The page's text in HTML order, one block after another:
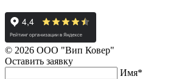
© 2026 ООО "Вип Ковер"
Оставить заявку
Имя*